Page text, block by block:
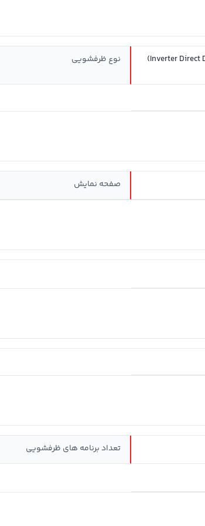
نوع ظرفشویی
صفحه نمایش
تعداد برنامه های ظرفشویی